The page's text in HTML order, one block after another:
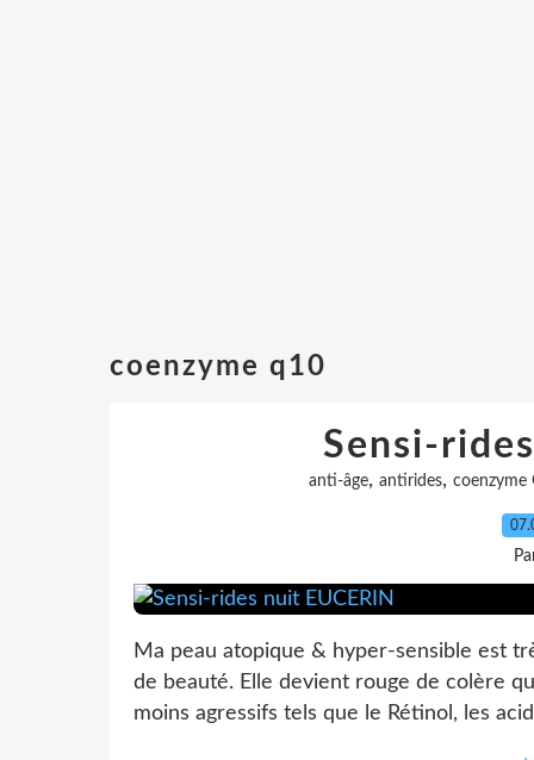
coenzyme q10
Sensi-
anti-âge, antirides, coenzyme
Ma peau atopique & hyper-sensible est
de beauté. Elle devient rouge de colère
moins agressifs tels que le Rétinol, les